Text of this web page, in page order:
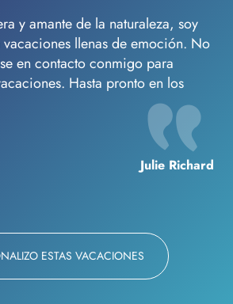
y amante de la naturaleza, soy
vacaciones llenas de emoción. No
en contacto conmigo para
Hasta pronto en los
Julie Richard
ESTAS VACACIONES